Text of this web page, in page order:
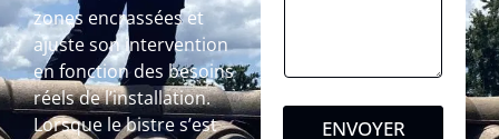
zones encrassées et
ajuste son intervention
en fonction des besoins
réels de l’installation.
Lorsque le bistre s’est
ENVOYER